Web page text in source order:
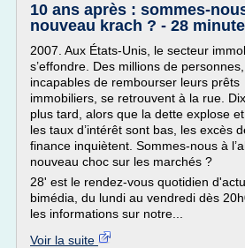
10 ans après : sommes-
nouveau krach ? - 28
2007. Aux États-Unis, le secteur
s’effondre. Des millions de personnes,
incapables de rembourser leurs prêts
immobiliers, se retrouvent à la rue.
plus tard, alors que la dette explose
les taux d’intérêt sont bas, les excès
finance inquiètent. Sommes-nous à
nouveau choc sur les marchés ?
28' est le rendez-vous quotidien
bimédia, du lundi au vendredi dès
les informations sur notre...
Voir la suite